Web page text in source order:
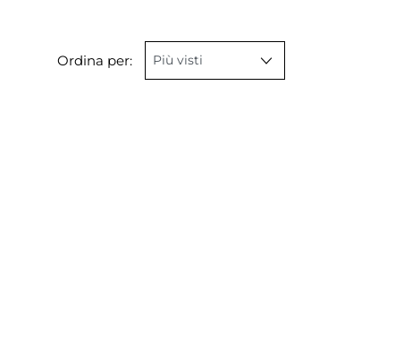
Ordina per: